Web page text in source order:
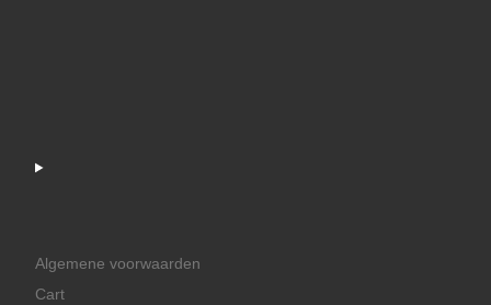
Algemene voorwaarden
Cart